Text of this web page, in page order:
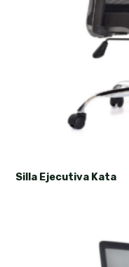
Silla Ejecutiva Kata